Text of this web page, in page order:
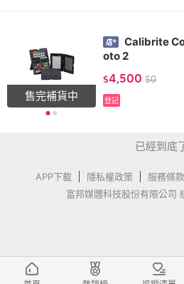
售完補貨中
Calibrite
oto 2
$4,500 $0
登記
已經到底
APP下載 隱私權政策 服務條款
富邦媒體科技股份有限公司